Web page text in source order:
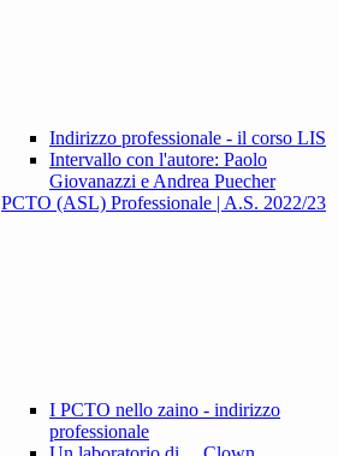
Indirizzo professionale - il corso LIS
Intervallo con l'autore: Paolo
Giovanazzi e Andrea Puecher
PCTO (ASL) Professionale | A.S. 2022/23
I PCTO nello zaino - indirizzo
professionale